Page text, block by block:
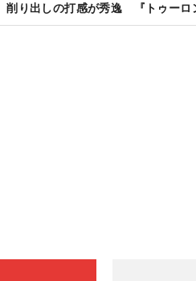
削り出しの打感が秀逸 『トゥーロ